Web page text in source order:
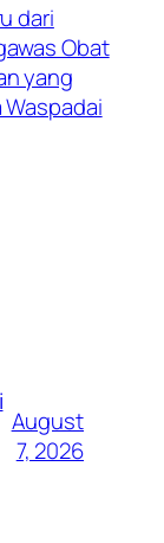
dari
Obat
yang
Waspadai
August
7, 2026